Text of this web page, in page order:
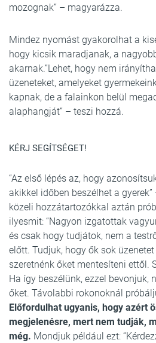
mozognak” – magyarázza.
Mindez nyomást gyakorolhat a
hogy kicsik maradjanak, a
akarnak.”Lehet, hogy nem
üzeneteket, amelyeket
kapnak, de a falainkon belül
alaphangját” – teszi hozzá.
KÉRJ SEGÍTSÉGET!
“Az első lépés az, hogy
akikkel időben beszélhet a
közeli hozzátartozókkal aztán
ilyesmit: “Nagyon izgatottak
és csak hogy tudjátok, nem a
előtt. Tudjuk, hogy ők sok
szeretnénk őket mentesíteni ettől.
Ha így beszélünk, ezzel bevonjuk,
őket. Távolabbi rokonoknál
Előfordulhat ugyanis, hogy azért
megjelenésre, mert nem tudják,
még. Mondjuk például ezt: